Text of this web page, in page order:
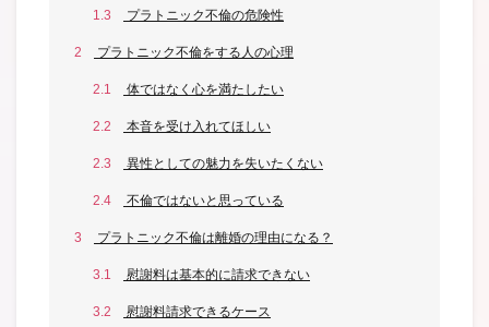
1.3 プラトニック不倫の危険性
2 プラトニック不倫をする人の心理
2.1 体ではなく心を満たしたい
2.2 本音を受け入れてほしい
2.3 異性としての魅力を失いたくない
2.4 不倫ではないと思っている
3 プラトニック不倫は離婚の理由になる？
3.1 慰謝料は基本的に請求できない
3.2 慰謝料請求できるケース